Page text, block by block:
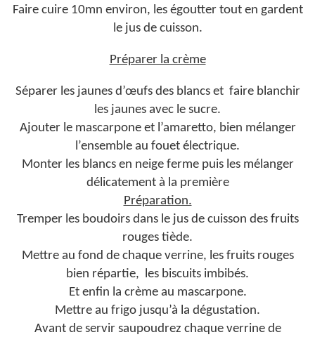
Faire cuire 10mn environ, les égoutter tout en gardent
le jus de cuisson.
Préparer la crème
Séparer les jaunes d’œufs des blancs et faire blanchir
les jaunes avec le sucre.
Ajouter le mascarpone et l’amaretto, bien mélanger
l’ensemble au fouet électrique.
Monter les blancs en neige ferme puis les mélanger
délicatement à la première
Préparation.
Tremper les boudoirs dans le jus de cuisson des fruits
rouges tiède.
Mettre au fond de chaque verrine, les fruits rouges
bien répartie, les biscuits imbibés.
Et enfin la crème au mascarpone.
Mettre au frigo jusqu’à la dégustation.
Avant de servir saupoudrez chaque verrine de